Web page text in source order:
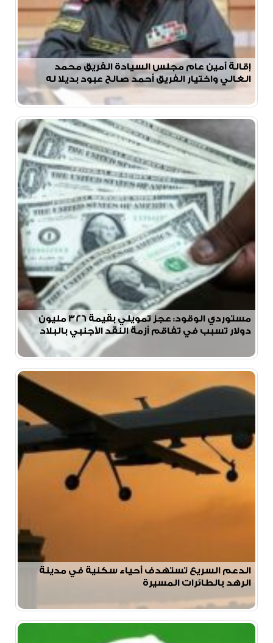
إقالة أمين عام مجلس السيادة الفريق محمد
الغالي واختيار الفريق أحمد صالح عبود بديلا له
مستوردي الوقود: عجز تمويلي بقيمة 326 مليون
دولار تسبب في تفاقم أزمة النقد الأجنبي بالبلاد
الدعم السريع تستهدف أحياء سكنية في مدينة
الرهد بالطائرات المسيرة